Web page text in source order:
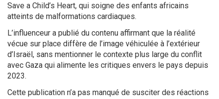
Save a Child’s Heart, qui soigne des enfants africains
atteints de malformations cardiaques.
L’influenceur a publié du contenu affirmant que la réalité
vécue sur place diffère de l’image véhiculée à l’extérieur
d’Israël, sans mentionner le contexte plus large du conflit
avec Gaza qui alimente les critiques envers le pays depuis
2023.
Cette publication n’a pas manqué de susciter des réactions